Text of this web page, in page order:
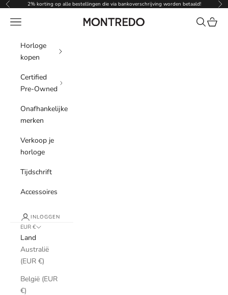
Naar inhoud
Vorige 2% korting op alle bestellingen die via bankoverschrijving worden betaald!
Montredo
Menu Zoeken
Horloge
kopen
Certified
Pre-Owned
Onafhankelijke
merken
Verkoop je
horloge
Tijdschrift
Accessoires
INLOGGEN
EUR €
Land
Australië
(EUR €)
België (EUR
€)